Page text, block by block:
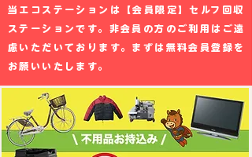
当エコステーションは【会員限定】セルフ回収
ステーションです。非会員の方のご利用はご遠
慮いただいております。まずは無料会員登録を
お願いいたします。